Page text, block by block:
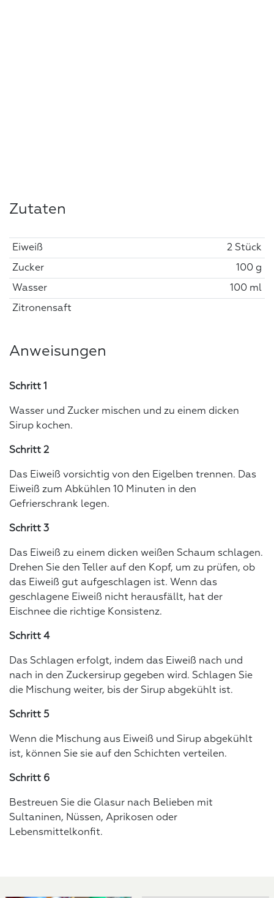
Zutaten
Eiweiß 2 Stück
Zucker 100 g
Wasser 100 ml
Zitronensaft
Anweisungen
Schritt 1
Wasser und Zucker mischen und zu einem dicken
Sirup kochen.
Schritt 2
Das Eiweiß vorsichtig von den Eigelben trennen. Das
Eiweiß zum Abkühlen 10 Minuten in den
Gefrierschrank legen.
Schritt 3
Das Eiweiß zu einem dicken weißen Schaum schlagen.
Drehen Sie den Teller auf den Kopf, um zu prüfen, ob
das Eiweiß gut aufgeschlagen ist. Wenn das
geschlagene Eiweiß nicht herausfällt, hat der
Eischnee die richtige Konsistenz.
Schritt 4
Das Schlagen erfolgt, indem das Eiweiß nach und
nach in den Zuckersirup gegeben wird. Schlagen Sie
die Mischung weiter, bis der Sirup abgekühlt ist.
Schritt 5
Wenn die Mischung aus Eiweiß und Sirup abgekühlt
ist, können Sie sie auf den Schichten verteilen.
Schritt 6
Bestreuen Sie die Glasur nach Belieben mit
Sultaninen, Nüssen, Aprikosen oder
Lebensmittelkonfit.